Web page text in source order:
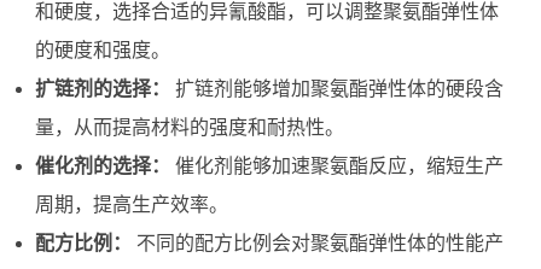
和硬度，选择合适的异氰酸酯，可以调整聚氨酯弹性体
的硬度和强度。
扩链剂的选择：
扩链剂能够增加聚氨酯弹性体的硬段含
量，从而提高材料的强度和耐热性。
催化剂的选择：
催化剂能够加速聚氨酯反应，缩短生产
周期，提高生产效率。
配方比例：
不同的配方比例会对聚氨酯弹性体的性能产